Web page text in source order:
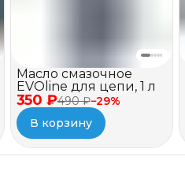
350 ₽490 ₽−29%
Масло смазочное
EVOline для цепи, 1 л
В корзину